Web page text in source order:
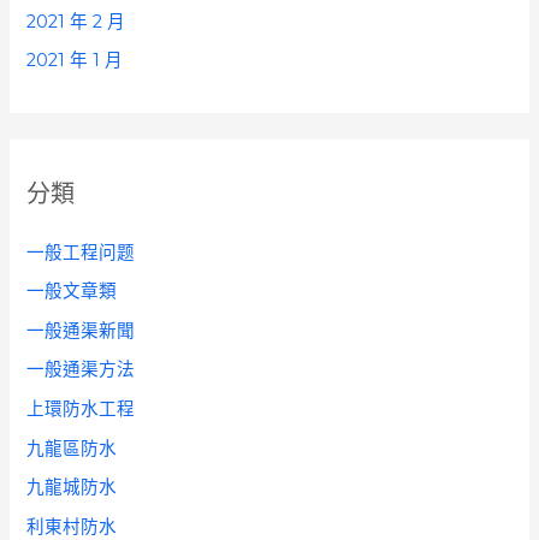
2021 年 2 月
2021 年 1 月
分類
一般工程问题
一般文章類
一般通渠新聞
一般通渠方法
上環防水工程
九龍區防水
九龍城防水
利東村防水